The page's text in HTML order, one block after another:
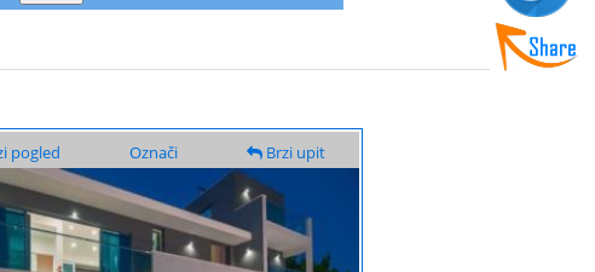
pogled Označi Brzi upit